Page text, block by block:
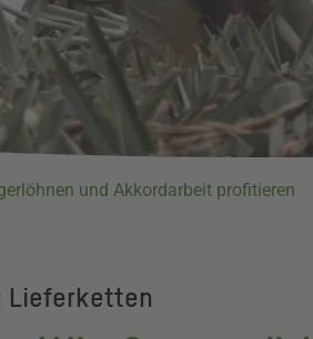
und Akkordarbeit profitieren
Lieferketten